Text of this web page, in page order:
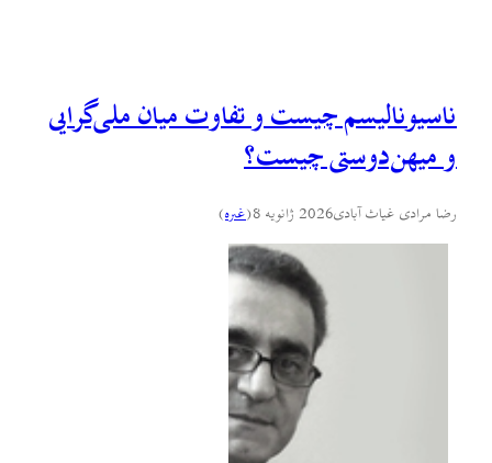
ناسیونالیسم چیست و تفاوت میان ملی‌گرایی
و میهن‌دوستی چیست؟
رضا مرادی غیاث آبادی2026 ژانویه 8 (غىره)